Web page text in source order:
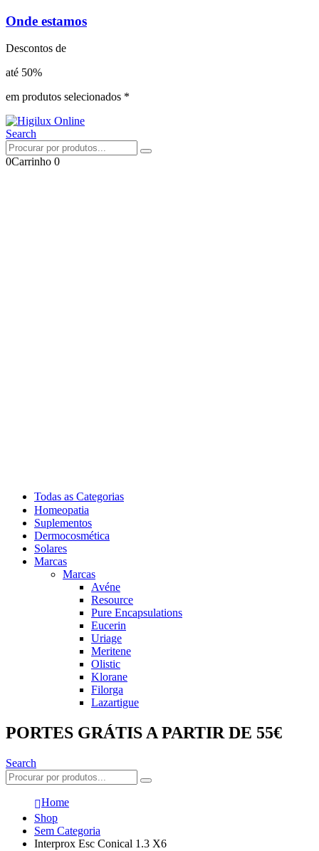
Onde estamos
Descontos de
até 50%
em produtos selecionados *
Search
0Carrinho 0
Todas as Categorias
Homeopatia
Suplementos
Dermocosmética
Solares
Marcas
Marcas
Avéne
Resource
Pure Encapsulations
Eucerin
Uriage
Meritene
Olistic
Klorane
Filorga
Lazartigue
PORTES GRÁTIS A PARTIR DE 55€
Search
Home
Shop
Sem Categoria
Interprox Esc Conical 1.3 X6